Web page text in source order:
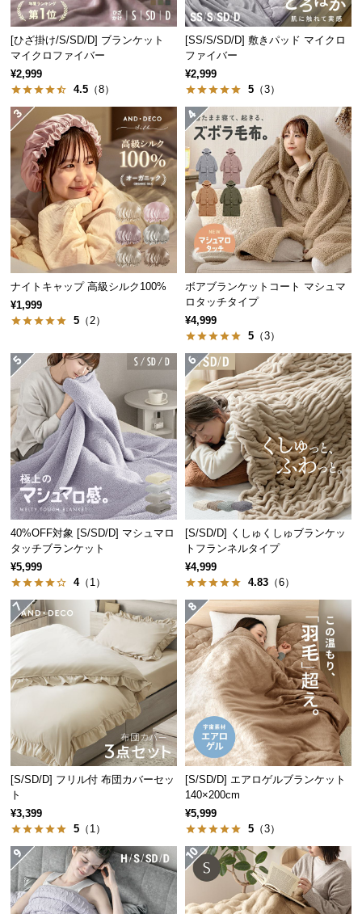
中
型
商
品
の
に
つ
い
て
小
型
商
品
の
配
に
い
て
開
梱
設
置
サ
ー
ビ
ス
に
つ
経
路
い
て
返
品・
キ
[ひざ掛け/S/SD/D] ブランケット
マイクロファイバー
¥2,999
4.5 （8）
[SS/S/SD/D] 敷きパッド マイクロ
ファイバー
¥2,999
5 （3）
ナイトキャップ 高級シルク100%
¥1,999
5 （2）
ボアブランケットコート マシュマ
ロタッチタイプ
¥4,999
5 （3）
40%OFF対象 [S/SD/D] マシュマロ
タッチブランケット
¥5,999
4（1）
[S/SD/D] くしゅくしゅブランケッ
トフランネルタイプ
¥4,999
4.83 （6）
[S/SD/D] フリル付 布団カバーセッ
ト
¥3,399
5 （1）
[S/SD/D] エアロゲルブランケット
140×200cm
¥5,999
5 （3）